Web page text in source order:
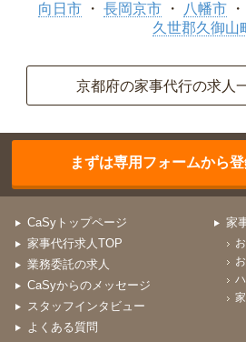
向日市
長岡京市 八幡市
久世郡久御山
京都府の家事代行の求人
まずは専用フォームから
CaSyトップページ
家事代行求人TOP
業務委託の求人
CaSyからのメッセージ
スタッフインタビュー
よくある質問
家